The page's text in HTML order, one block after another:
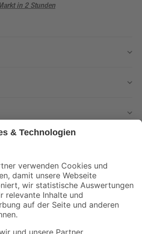
in 2 Stunden
Angebote und Aktionen mehr verpassen!